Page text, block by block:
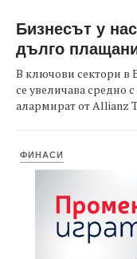
Бизнесът у
дълго
В ключови сектори в
се увеличава средно
алармират от Allianz
ФИНАСИ